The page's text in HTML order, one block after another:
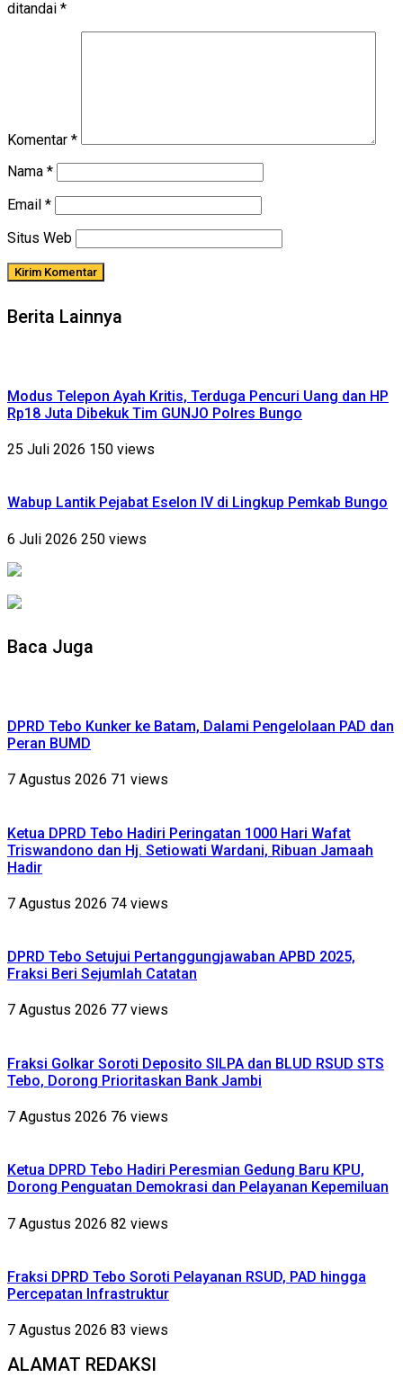
ditandai *
Komentar *
Nama *
Email *
Situs Web
Berita Lainnya
Modus Telepon Ayah Kritis, Terduga Pencuri Uang dan HP
Rp18 Juta Dibekuk Tim GUNJO Polres Bungo
25 Juli 2026 150 views
Wabup Lantik Pejabat Eselon IV di Lingkup Pemkab Bungo
6 Juli 2026 250 views
Baca Juga
DPRD Tebo Kunker ke Batam, Dalami Pengelolaan PAD dan
Peran BUMD
7 Agustus 2026 71 views
Ketua DPRD Tebo Hadiri Peringatan 1000 Hari Wafat
Triswandono dan Hj. Setiowati Wardani, Ribuan Jamaah
Hadir
7 Agustus 2026 74 views
DPRD Tebo Setujui Pertanggungjawaban APBD 2025,
Fraksi Beri Sejumlah Catatan
7 Agustus 2026 77 views
Fraksi Golkar Soroti Deposito SILPA dan BLUD RSUD STS
Tebo, Dorong Prioritaskan Bank Jambi
7 Agustus 2026 76 views
Ketua DPRD Tebo Hadiri Peresmian Gedung Baru KPU,
Dorong Penguatan Demokrasi dan Pelayanan Kepemiluan
7 Agustus 2026 82 views
Fraksi DPRD Tebo Soroti Pelayanan RSUD, PAD hingga
Percepatan Infrastruktur
7 Agustus 2026 83 views
ALAMAT REDAKSI